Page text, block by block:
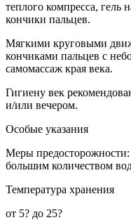
теплого компресса, гель
кончики пальцев.
Мягкими круговыми
кончиками пальцев с
самомассаж края века.
Гигиену век
и/или вечером.
Особые указания
Меры
большим количеством
Температура хранения
от 5? до 25?